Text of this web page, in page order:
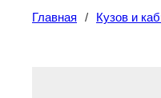
Главная / Кузов и